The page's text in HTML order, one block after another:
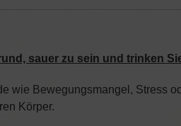
sauer zu sein und trinken
wie Bewegungsmangel, Stress
Körper.